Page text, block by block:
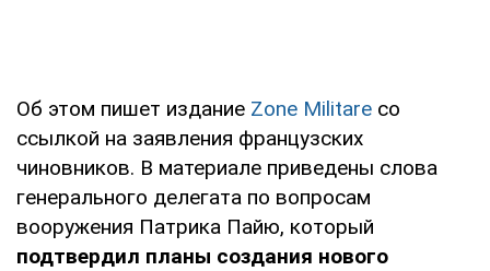
Об этом пишет издание Zone Militare со
ссылкой на заявления французских
чиновников. В материале приведены слова
генерального делегата по вопросам
вооружения Патрика Пайю, который
подтвердил планы создания нового